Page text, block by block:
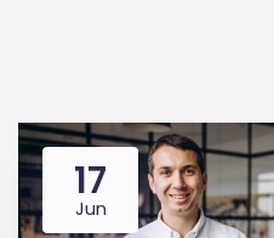
17
Jun